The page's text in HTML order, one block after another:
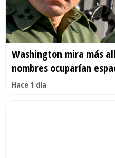
Washington mira más
nombres ocuparían
Hace 1 día